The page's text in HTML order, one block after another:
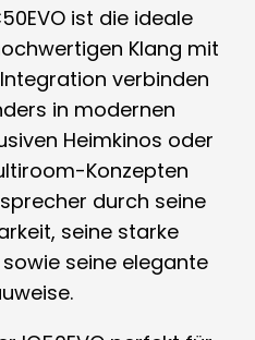
ist die ideale
Klang mit
verbinden
in modernen
Heimkinos oder
Konzepten
durch seine
seine starke
seine elegante